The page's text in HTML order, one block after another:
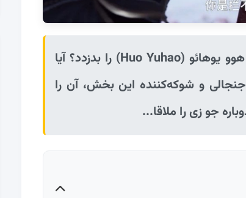
چرا جو زی (Ju Zi) تصمیم گرفت نطفه هوو یوهائو (Huo Yuhao) را بدزدد؟ آیا
جنجالی و شوکه‌کننده این بخش، آن را
جو زی را ملاقا...